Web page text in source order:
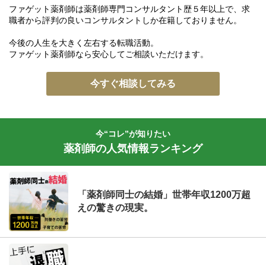
ファゲット薬剤師は薬剤師専門コンサルタント歴５年以上で、求
職者から評判の良いコンサルタントしか在籍しておりません。
今後の人生を大きく左右する転職活動。
ファゲット薬剤師なら安心してご相談いただけます。
今すぐ相談してみる
今“コレ”が知りたい
薬剤師の人気情報ランキング
「薬剤師同士の結婚」世帯年収1200万超
えの驚きの現実。